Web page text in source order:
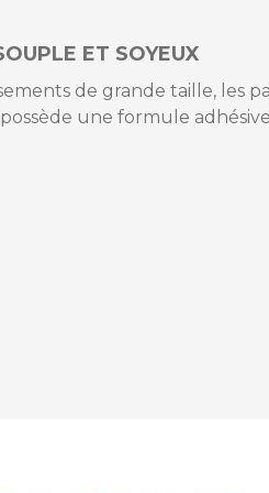
ET SOYEUX
de grande taille, les
une formule